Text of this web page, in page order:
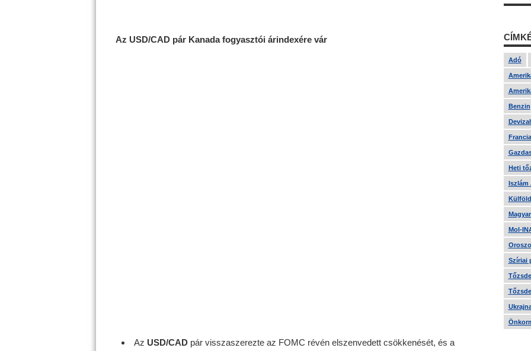
Az USD/CAD pár Kanada fogyasztói árindexére vár
Az USD/CADpár visszaszerezte az FOMC révén elszenvedett csökkenését, és a
Adó
Benzin
Heti
Iszlám
Mol-
Szíriai